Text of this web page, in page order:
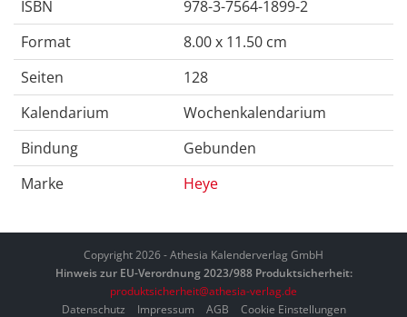
ISBN
978-3-7564-1899-2
Format
8.00 x 11.50 cm
Seiten
128
Kalendarium
Wochenkalendarium
Bindung
Gebunden
Marke
Heye
Copyright 2026 - Athesia Kalenderverlag GmbH
Hinweis zur EU-Verordnung 2023/988 Produktsicherheit:
produktsicherheit@athesia-verlag.de
Datenschutz
Impressum AGB Cookie Einstellungen